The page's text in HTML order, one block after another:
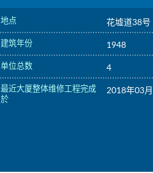
地点 花墟道38号
建筑年份 1948
单位总数 4
最近大厦整体维修工程完成
於
2018年03月